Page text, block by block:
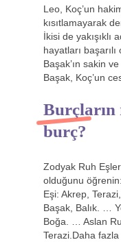
Leo, Koç’un
kısıtlamayarak
İkisi de yakışıklı
hayatları
Başak’ın sakin
Başak, Koç’un
Burçların
burç?
Zodyak Ruh
olduğunu
Eşi: Akrep,
Başak, Balık. …
Boğa. … Aslan
Terazi.Daha